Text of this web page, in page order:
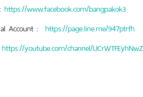
https://www.facebook.com/bangpakok3
Account : https://page.line.me/947ptrfh
https://youtube.com/channel/